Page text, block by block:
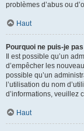
problèmes d’abus ou
Haut
Pourquoi ne puis-je
Il est possible qu’un
d’empêcher les
possible qu’un
l’utilisation du nom
d’informations, veuillez
Haut